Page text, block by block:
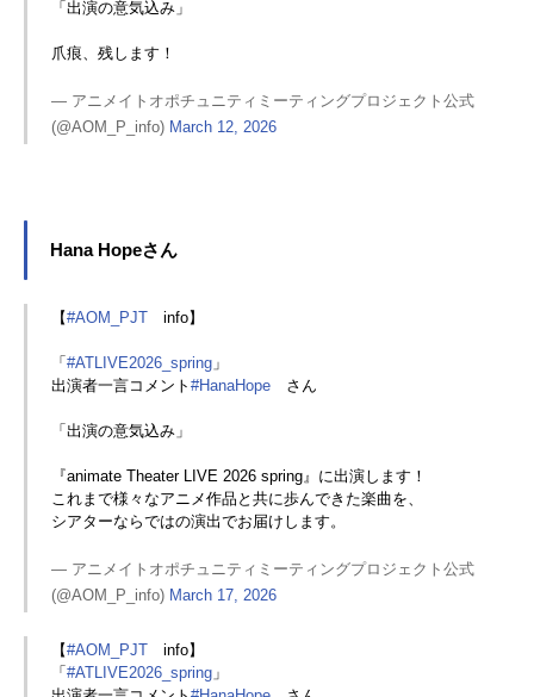
「出演の意気込み」
爪痕、残します！
— アニメイトオポチュニティミーティングプロジェクト公式
(@AOM_P_info) March 12, 2026
Hana Hopeさん
【#AOM_PJTinfo】
「 #ATLIVE2026_spring」
出演者一言コメント #HanaHopeさん
「出演の意気込み」
『animate Theater LIVE 2026 spring』に出演します！
これまで様々なアニメ作品と共に歩んできた楽曲を、
シアターならではの演出でお届けします。
— アニメイトオポチュニティミーティングプロジェクト公式
(@AOM_P_info) March 17, 2026
【#AOM_PJTinfo】
「 #ATLIVE2026_spring」